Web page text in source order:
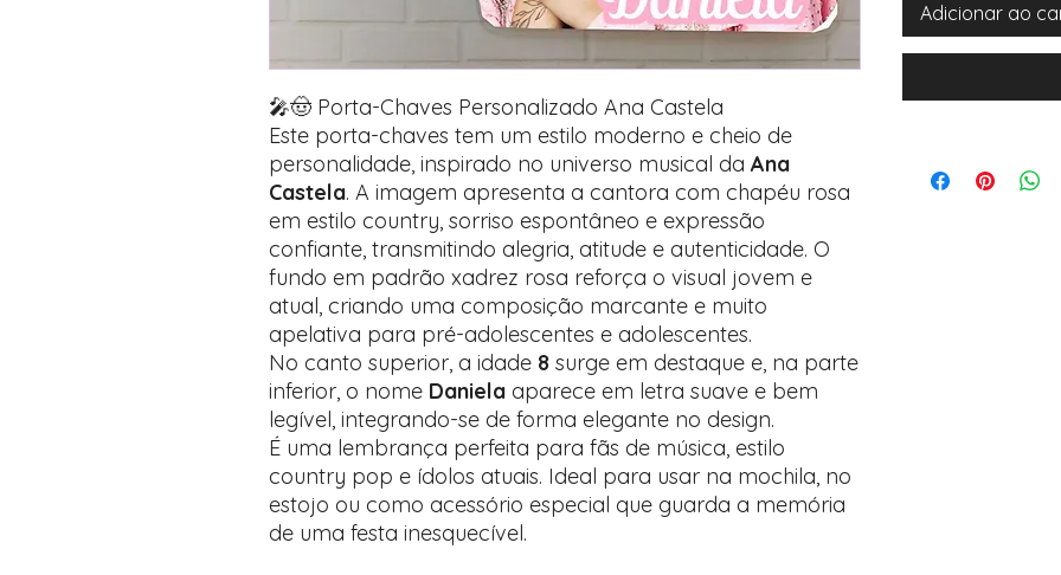
🎤🤠 Porta-Chaves Personalizado Ana Castela
Este porta-chaves tem um estilo moderno e cheio de
personalidade, inspirado no universo musical da Ana
Castela. A imagem apresenta a cantora com chapéu rosa
em estilo country, sorriso espontâneo e expressão
confiante, transmitindo alegria, atitude e autenticidade. O
fundo em padrão xadrez rosa reforça o visual jovem e
atual, criando uma composição marcante e muito
apelativa para pré-adolescentes e adolescentes.
No canto superior, a idade 8 surge em destaque e, na parte
inferior, o nome Daniela aparece em letra suave e bem
legível, integrando-se de forma elegante no design.
É uma lembrança perfeita para fãs de música, estilo
country pop e ídolos atuais. Ideal para usar na mochila, no
estojo ou como acessório especial que guarda a memória
de uma festa inesquecível.
Adicionar ao